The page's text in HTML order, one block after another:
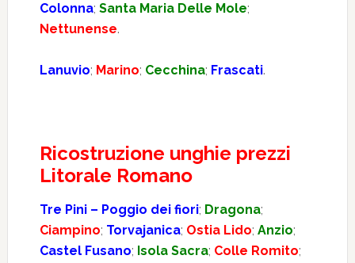
Colonna; Santa Maria Delle Mole;
Nettunense.
Lanuvio; Marino; Cecchina; Frascati.
Ricostruzione unghie prezzi
Litorale Romano
Tre Pini – Poggio dei fiori; Dragona;
Ciampino; Torvajanica; Ostia Lido; Anzio;
Castel Fusano; Isola Sacra; Colle Romito;